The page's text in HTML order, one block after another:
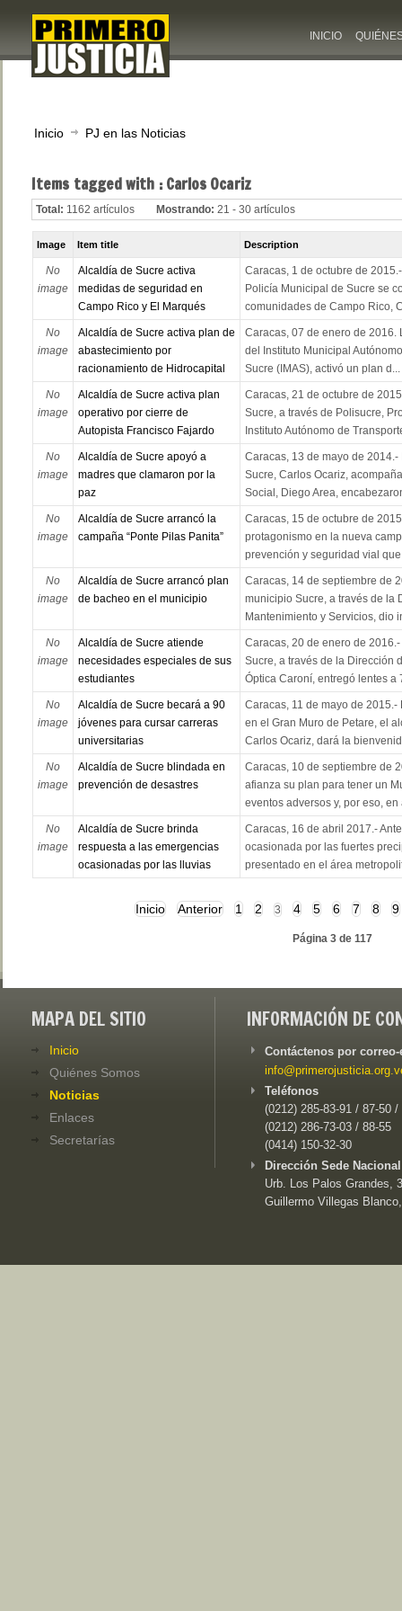
INICIO
Inicio PJ en las Noticias
Items tagged with : Carlos Ocariz
Total: 1162 artículos Mostrando: 21 - 30 artículos
Image Item title Description
No
image
Alcaldía de Sucre activa
medidas de seguridad en
Campo Rico y El Marqués
Caracas, 1 de octubre de
Policía Municipal de Sucre se
comunidades de Campo Rico,
No
image
Alcaldía de Sucre activa plan de
abastecimiento por
racionamiento de Hidrocapital
Caracas, 07 de enero de 2016.
del Instituto Municipal
Sucre (IMAS), activó un plan d...
No
image
Alcaldía de Sucre activa plan
operativo por cierre de
Autopista Francisco Fajardo
Caracas, 21 de octubre de
Sucre, a través de Polisucre,
Instituto Autónomo de
No
image
Alcaldía de Sucre apoyó a
madres que clamaron por la
paz
Caracas, 13 de mayo de
Sucre, Carlos Ocariz,
Social, Diego Area,
No
image
Alcaldía de Sucre arrancó la
campaña “Ponte Pilas Panita”
Caracas, 15 de octubre de
protagonismo en la nueva
prevención y seguridad vial
No
image
Alcaldía de Sucre arrancó plan
de bacheo en el municipio
Caracas, 14 de septiembre de
municipio Sucre, a través de la
Mantenimiento y Servicios, dio
No
image
Alcaldía de Sucre atiende
necesidades especiales de sus
estudiantes
Caracas, 20 de enero de
Sucre, a través de la Dirección
Óptica Caroní, entregó lentes a
No
image
Alcaldía de Sucre becará a 90
jóvenes para cursar carreras
universitarias
Caracas, 11 de mayo de
en el Gran Muro de Petare, el
Carlos Ocariz, dará la
No
image
Alcaldía de Sucre blindada en
prevención de desastres
Caracas, 10 de septiembre de
afianza su plan para tener un
eventos adversos y, por eso, en
No
image
Alcaldía de Sucre brinda
respuesta a las emergencias
ocasionadas por las lluvias
Caracas, 16 de abril 2017.-
ocasionada por las fuertes
presentado en el área
Inicio Anterior 1 2 3 4 5 6 7 8 9
Página 3 de 117
MAPA DEL SITIO
Inicio
Quiénes Somos
Noticias
Enlaces
Secretarías
INFORMACIÓN DE
Contáctenos por
Teléfonos
(0212) 285-83-91 / 87-50 /
(0212) 286-73-03 / 88-55
(0414) 150-32-30
Dirección Sede
Urb. Los Palos Grandes,
Guillermo Villegas